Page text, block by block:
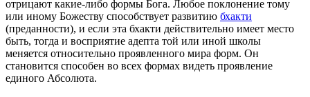
отрицают какие-либо формы Бога. Любое поклонение тому
или иному Божеству способствует развитию бхакти
(преданности), и если эта бхакти действительно имеет место
быть, тогда и восприятие адепта той или иной школы
меняется относительно проявленного мира форм. Он
становится способен во всех формах видеть проявление
единого Абсолюта.